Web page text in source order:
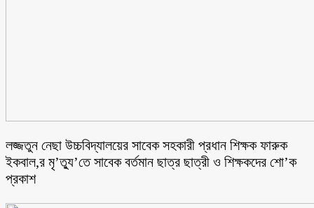
লজ্জতুন নেছা উচ্চবিদ্যালয়ের সাবেক সহকারী প্রধান শিক্ষক ফারুক
ইকবাল,র মৃ’ত্যু’তে সাবেক বর্তমান ছাত্র ছাত্রী ও শিক্ষকদের শো’ক
প্রকাশ